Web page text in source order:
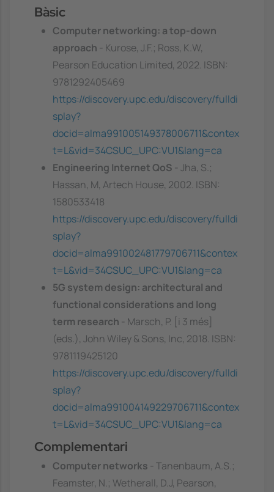
Bàsic
Computer networking: a top-down
approach
- Kurose, J.F.; Ross, K.W,
Pearson Education Limited, 2022. ISBN:
9781292405469
https://discovery.upc.edu/discovery/fulldi
splay?
docid=alma991005149378006711&contex
t=L&vid=34CSUC_UPC:VU1&lang=ca
Engineering Internet QoS
- Jha, S.;
Hassan, M, Artech House, 2002. ISBN:
1580533418
https://discovery.upc.edu/discovery/fulldi
splay?
docid=alma991002481779706711&contex
t=L&vid=34CSUC_UPC:VU1&lang=ca
5G system design: architectural and
functional considerations and long
term research
- Marsch, P. [i 3 més]
(eds.), John Wiley & Sons, Inc, 2018. ISBN:
9781119425120
https://discovery.upc.edu/discovery/fulldi
splay?
docid=alma991004149229706711&contex
t=L&vid=34CSUC_UPC:VU1&lang=ca
Complementari
Computer networks
- Tanenbaum, A.S.;
Feamster, N.; Wetherall, D.J, Pearson,